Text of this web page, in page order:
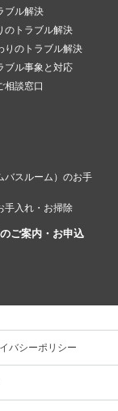
ブル解決
のトラブル解決
りのトラブル解決
ブル事象と対応
相談窓口
バスルーム）のお手
手入れ・お掃除
ご案内・お申込
バシーポリシー